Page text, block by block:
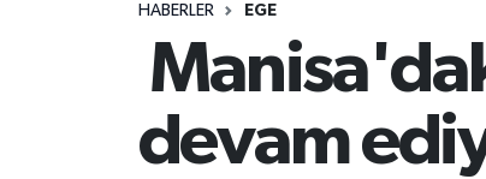
HABERLER EGE
devam
ÖZEL HABER
POLİTİKA